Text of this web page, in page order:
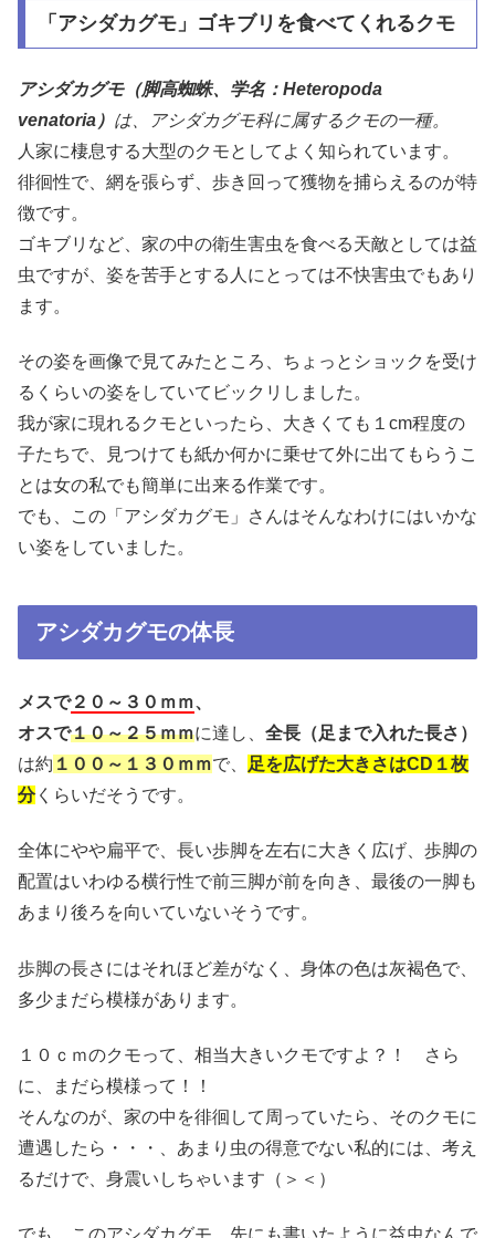
「アシダカグモ」ゴキブリを食べてくれるクモ
アシダカグモ（脚高蜘蛛、学名：Heteropoda
venatoria） は、アシダカグモ科に属するクモの一種。
人家に棲息する大型のクモとしてよく知られています。
徘徊性で、網を張らず、歩き回って獲物を捕らえるのが特
徴です。
ゴキブリなど、家の中の衛生害虫を食べる天敵としては益
虫ですが、姿を苦手とする人にとっては不快害虫でもあり
ます。
その姿を画像で見てみたところ、ちょっとショックを受け
るくらいの姿をしていてビックリしました。
我が家に現れるクモといったら、大きくても１cm程度の
子たちで、見つけても紙か何かに乗せて外に出てもらうこ
とは女の私でも簡単に出来る作業です。
でも、この「アシダカグモ」さんはそんなわけにはいかな
い姿をしていました。
アシダカグモの体長
メスで２０～３０ｍｍ、
オスで１０～２５ｍｍに達し、 全長（足まで入れた長さ）
は約 １００～１３０ｍｍで、
足を広げた大きさはCD１枚
分くらいだそうです。
全体にやや扁平で、長い歩脚を左右に大きく広げ、歩脚の
配置はいわゆる横行性で前三脚が前を向き、最後の一脚も
あまり後ろを向いていないそうです。
歩脚の長さにはそれほど差がなく、身体の色は灰褐色で、
多少まだら模様があります。
１０ｃｍのクモって、相当大きいクモですよ？！ さら
に、まだら模様って！！
そんなのが、家の中を徘徊して周っていたら、そのクモに
遭遇したら・・・、あまり虫の得意でない私的には、考え
るだけで、身震いしちゃいます（＞＜）